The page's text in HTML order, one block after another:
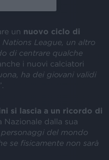
un nuovo ciclo di
League, un altro
di centrare qualche
i nuovi calciatori
ha dei giovani validi
si lascia a un ricordo di
dalla sua
del mondo
se fisicamente non sarà